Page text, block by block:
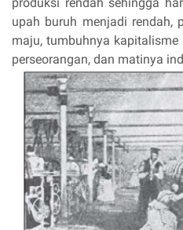
upah buruh menjadi rendah,
maju, tumbuhnya
perseorangan, dan matinya